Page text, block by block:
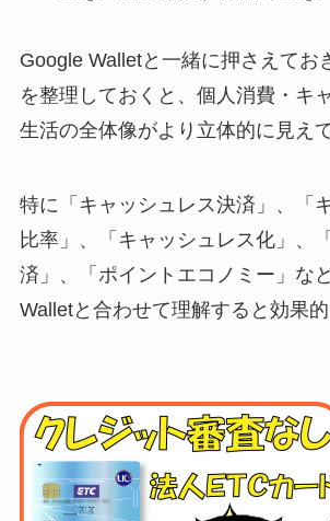
Google Walletと一緒に押さえてお
を整理しておくと、個人消費・キ
生活の全体像がより立体的に見え
特に「キャッシュレス決済」、「
比率」、「キャッシュレス化」、
済」、「ポイントエコノミー」な
Walletと合わせて理解すると効果的